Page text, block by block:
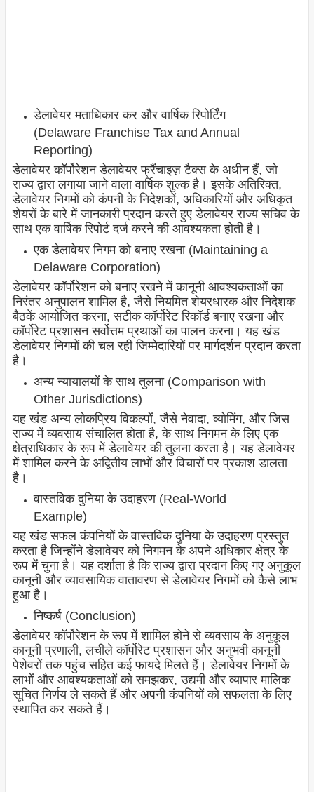
डेलावेयर मताधिकार कर और वार्षिक रिपोर्टिंग
(Delaware Franchise Tax and Annual
Reporting)
डेलावेयर कॉर्पोरेशन डेलावेयर फ्रैंचाइज़ टैक्स के अधीन हैं, जो
राज्य द्वारा लगाया जाने वाला वार्षिक शुल्क है। इसके अतिरिक्त,
डेलावेयर निगमों को कंपनी के निदेशकों, अधिकारियों और अधिकृत
शेयरों के बारे में जानकारी प्रदान करते हुए डेलावेयर राज्य सचिव के
साथ एक वार्षिक रिपोर्ट दर्ज करने की आवश्यकता होती है।
एक डेलावेयर निगम को बनाए रखना (Maintaining a
Delaware Corporation)
डेलावेयर कॉर्पोरेशन को बनाए रखने में कानूनी आवश्यकताओं का
निरंतर अनुपालन शामिल है, जैसे नियमित शेयरधारक और निदेशक
बैठकें आयोजित करना, सटीक कॉर्पोरेट रिकॉर्ड बनाए रखना और
कॉर्पोरेट प्रशासन सर्वोत्तम प्रथाओं का पालन करना। यह खंड
डेलावेयर निगमों की चल रही जिम्मेदारियों पर मार्गदर्शन प्रदान करता
है।
अन्य न्यायालयों के साथ तुलना (Comparison with
Other Jurisdictions)
यह खंड अन्य लोकप्रिय विकल्पों, जैसे नेवादा, व्योमिंग, और जिस
राज्य में व्यवसाय संचालित होता है, के साथ निगमन के लिए एक
क्षेत्राधिकार के रूप में डेलावेयर की तुलना करता है। यह डेलावेयर
में शामिल करने के अद्वितीय लाभों और विचारों पर प्रकाश डालता
है।
वास्तविक दुनिया के उदाहरण (Real-World
Example)
यह खंड सफल कंपनियों के वास्तविक दुनिया के उदाहरण प्रस्तुत
करता है जिन्होंने डेलावेयर को निगमन के अपने अधिकार क्षेत्र के
रूप में चुना है। यह दर्शाता है कि राज्य द्वारा प्रदान किए गए अनुकूल
कानूनी और व्यावसायिक वातावरण से डेलावेयर निगमों को कैसे लाभ
हुआ है।
निष्कर्ष (Conclusion)
डेलावेयर कॉर्पोरेशन के रूप में शामिल होने से व्यवसाय के अनुकूल
कानूनी प्रणाली, लचीले कॉर्पोरेट प्रशासन और अनुभवी कानूनी
पेशेवरों तक पहुंच सहित कई फायदे मिलते हैं। डेलावेयर निगमों के
लाभों और आवश्यकताओं को समझकर, उद्यमी और व्यापार मालिक
सूचित निर्णय ले सकते हैं और अपनी कंपनियों को सफलता के लिए
स्थापित कर सकते हैं।